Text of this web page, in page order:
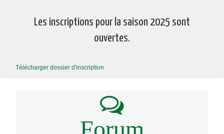
Les inscriptions pour la saison 2025 sont
ouvertes.
Télécharger dossier d'inscription
Forum